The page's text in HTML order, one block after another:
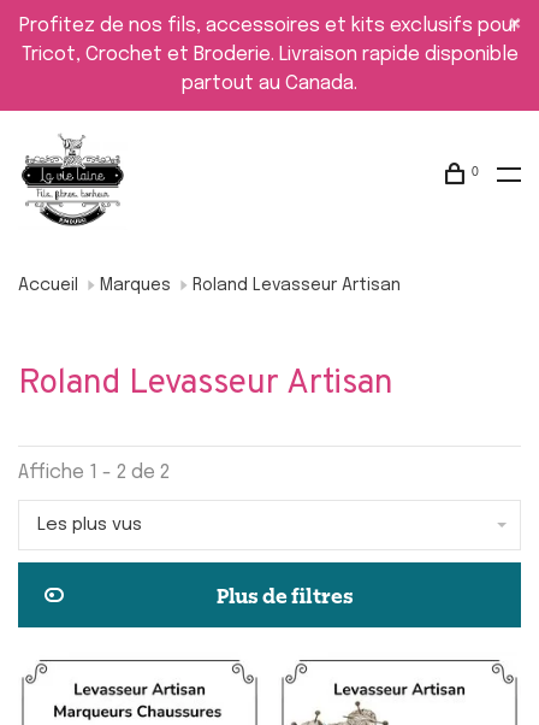
Profitez de nos fils, accessoires et kits exclusifs pour
Tricot, Crochet et Broderie. Livraison rapide disponible
partout au Canada.
0
Accueil Marques Roland Levasseur Artisan
Roland Levasseur Artisan
Affiche 1 - 2 de 2
Les plus vus
Plus de filtres